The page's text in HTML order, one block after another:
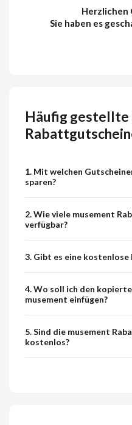
Herzlichen
Sie haben es
Häufig gestellte
1. Mit welchen
sparen?
2. Wie viele musement
verfügbar?
3. Gibt es eine kostenlose
4. Wo soll ich den
musement einfügen?
5. Sind die musement
kostenlos?